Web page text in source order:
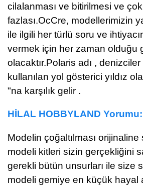
cilalanması ve bitirilmesi ve
fazlası.OcCre, modellerimizin
ile ilgili her türlü soru ve
vermek için her zaman olduğu
olacaktır.Polaris adı , denizciler
kullanılan yol gösterici yıldız
"na karşılık gelir .
HİLAL HOBBYLAND Yorumu:
Modelin çoğaltılması orijinaline
modeli kitleri sizin gerçekliğini
gerekli bütün unsurları ile size
modeli gemiye en küçük hayal